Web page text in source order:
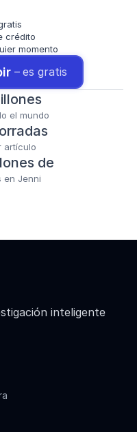
crédito
momento
– es gratis
el mundo
artículo
de
en Jenni
inteligente